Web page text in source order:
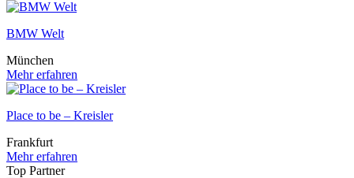
BMW Welt
München
Mehr erfahren
Place to be – Kreisler
Frankfurt
Mehr erfahren
Top Partner